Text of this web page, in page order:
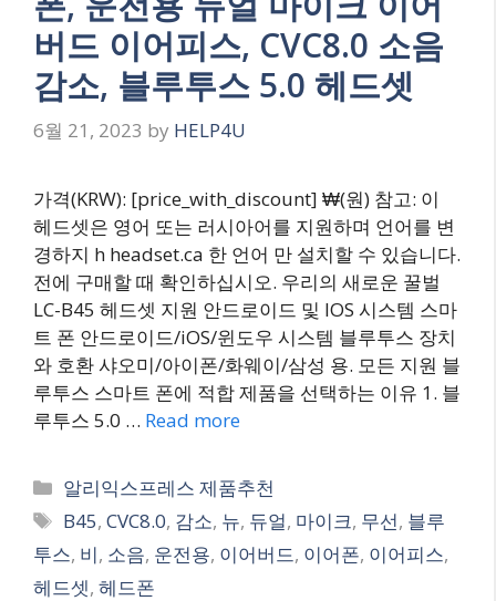
버드 이어피스, CVC8.0 소음
감소, 블루투스 5.0 헤드셋
6월 21, 2023 by HELP4U
가격(KRW): [price_with_discount] ₩(원) 참고: 이
헤드셋은 영어 또는 러시아어를 지원하며 언어를 변
경하지 h headset.ca 한 언어 만 설치할 수 있습니다.
전에 구매할 때 확인하십시오. 우리의 새로운 꿀벌
LC-B45 헤드셋 지원 안드로이드 및 IOS 시스템 스마
트 폰 안드로이드/iOS/윈도우 시스템 블루투스 장치
와 호환 샤오미/아이폰/화웨이/삼성 용. 모든 지원 블
루투스 스마트 폰에 적합 제품을 선택하는 이유 1. 블
루투스 5.0 … Read more
Categories
알리익스프레스 제품추천
Tags
B45,CVC8.0, 감소, 뉴, 듀얼, 마이크, 무선, 블루
투스, 비, 소음, 운전용, 이어버드, 이어폰, 이어피스,
헤드셋, 헤드폰